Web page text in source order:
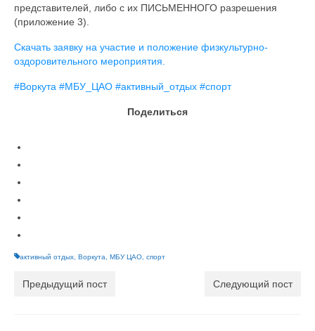
представителей, либо с их ПИСЬМЕННОГО разрешения
(приложение 3).
Скачать заявку на участие и положение физкультурно-
оздоровительного мероприятия.
#Воркута #МБУ_ЦАО #активный_отдых #спорт
Поделиться
активный отдых Воркута МБУ ЦАО спорт
Предыдущий пост Следующий пост